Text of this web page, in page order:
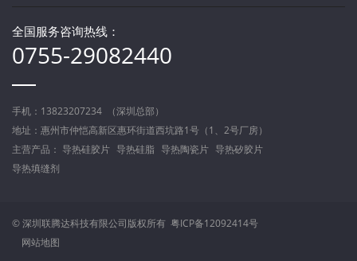
全国服务咨询热线：
0755-29082440
手机：13823207234 （深圳总部）
地址：惠州市仲恺高新区惠环街道西坑路1号（1、2号厂房）
主营产品： 导热硅胶片 导热硅脂 导热陶瓷片 导热矽胶片
导热填缝剂
© 深圳联腾达科技有限公司版权所有 粤ICP备12092414号
网站地图